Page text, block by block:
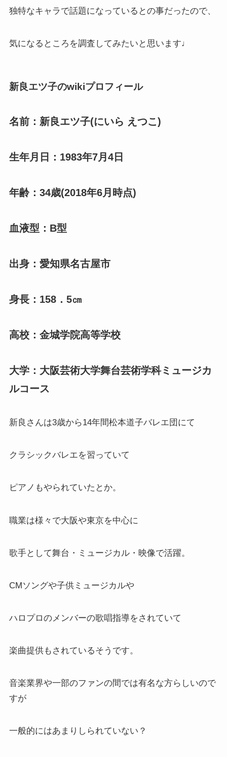
独特なキャラで話題になっているとの事だったので、
気になるところを調査してみたいと思います♩
新良エツ子のwikiプロフィール
名前：新良エツ子(にいら えつこ)
生年月日：1983年7月4日
年齢：34歳(2018年6月時点)
血液型：B型
出身：愛知県名古屋市
身長：158．5㎝
高校：金城学院高等学校
大学：大阪芸術大学舞台芸術学科ミュージカ
ルコース
新良さんは3歳から14年間松本道子バレエ団にて
クラシックバレエを習っていて
ピアノもやられていたとか。
職業は様々で大阪や東京を中心に
歌手として舞台・ミュージカル・映像で活躍。
CMソングや子供ミュージカルや
ハロプロのメンバーの歌唱指導をされていて
楽曲提供もされているそうです。
音楽業界や一部のファンの間では有名な方らしいので
すが
一般的にはあまりしられていない？